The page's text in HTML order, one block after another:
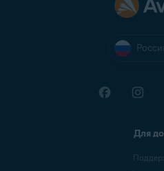
Для